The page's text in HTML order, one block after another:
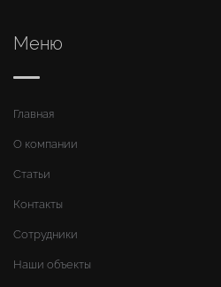
Меню
Главная
О компании
Статьи
Контакты
Сотрудники
Наши объекты